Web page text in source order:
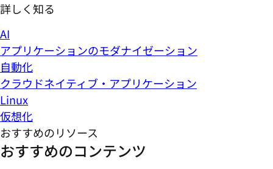
詳しく知る
AI
アプリケーションのモダナイゼーション
自動化
クラウドネイティブ・アプリケーション
Linux
仮想化
おすすめのリソース
おすすめのコンテンツ